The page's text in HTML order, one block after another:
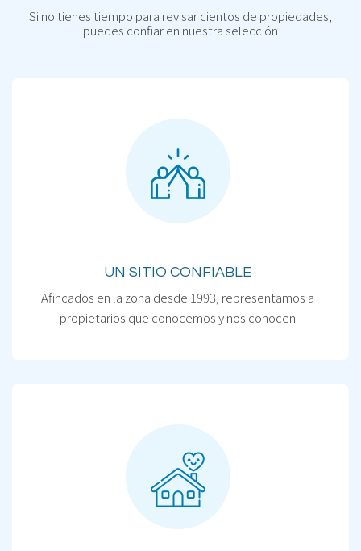
Si no tienes tiempo para revisar cientos de propiedades,
puedes confiar en nuestra selección
UN SITIO CONFIABLE
Afincados en la zona desde 1993, representamos a
propietarios que conocemos y nos conocen